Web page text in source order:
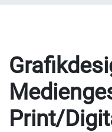
Print/